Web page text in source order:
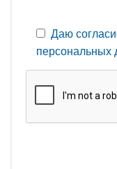
Даю
персональных